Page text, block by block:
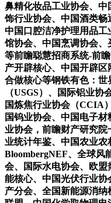
鼻精化妆品工业协会、
饰行业协会、中国酒类畅
中国口腔洁净护理用品
馆协会、中国烹调协会
等前瞻聪慧招商系统-前
产开辟核心、中国开辟
合做核心等钢铁有色：
（USGS）、国际铝业
国炼焦行业协会（CCIA
国钨业协会、中国电子
业协会，前瞻财产研究
业统计年鉴、中国农业
BloombergNEF、全球风
会、国际水电协会、欧盟
能核心、中国光伏行业
产分会、全国新能源消